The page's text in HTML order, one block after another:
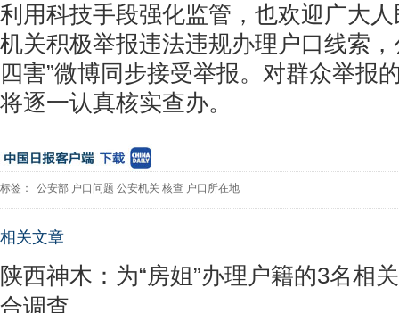
利用科技手段强化监管，也欢迎广大
机关积极举报违法违规办理户口线索
四害”微博同步接受举报。对群众举报
将逐一认真核实查办。
标签： 公安部 户口问题 公安机关 核查 户口所在地
相关文章
陕西神木：为“房姐”办理户籍的3名相
合调查